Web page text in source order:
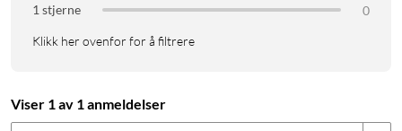
1 stjerne
0
Klikk her ovenfor for å filtrere
Viser 1 av 1 anmeldelser